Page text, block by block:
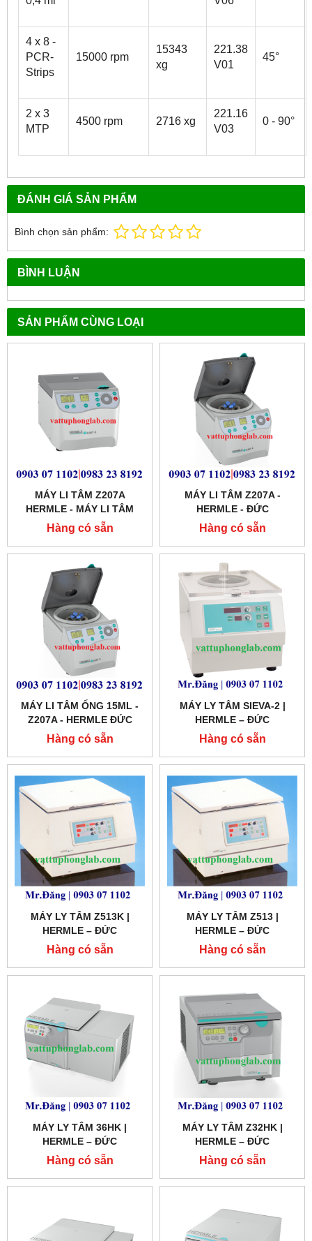
4 x 8 -
PCR-
Strips
15000 rpm
15343
xg
221.38
V01
45°
2 x 3
MTP
4500 rpm 2716 xg
221.16
V03
0 - 90°
ĐÁNH GIÁ SẢN PHẨM
Bình chọn sản phẩm:
BÌNH LUẬN
SẢN PHẨM CÙNG LOẠI
MÁY LI TÂM Z207A
HERMLE - MÁY LI TÂM
EBA200 HETTICH
Hàng có sẵn
MÁY LI TÂM Z207A -
HERMLE - ĐỨC
Hàng có sẵn
MÁY LI TÂM ỐNG 15ML -
Z207A - HERMLE ĐỨC
Hàng có sẵn
MÁY LY TÂM SIEVA-2 |
HERMLE – ĐỨC
Hàng có sẵn
MÁY LY TÂM Z513K |
HERMLE – ĐỨC
Hàng có sẵn
MÁY LY TÂM Z513 |
HERMLE – ĐỨC
Hàng có sẵn
MÁY LY TÂM 36HK |
HERMLE – ĐỨC
Hàng có sẵn
MÁY LY TÂM Z32HK |
HERMLE – ĐỨC
Hàng có sẵn